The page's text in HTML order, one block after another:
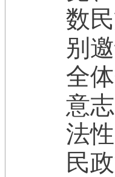
数
别
全
意
法
民